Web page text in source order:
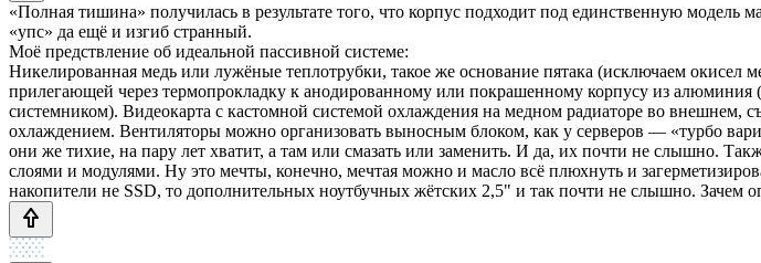
«Полная тишина» получилась в результате того, что корпус подходит под единственную
«упс» да ещё и изгиб странный.
Моё предствление об идеальной пассивной системе:
Никелированная медь или лужёные теплотрубки, такое же основание пятака (исключаем
прилегающей через термопрокладку к анодированному или покрашенному корпусу из
системником). Видеокарта с кастомной системой охлаждения на медном радиаторе во внешнем,
охлаждением. Вентиляторы можно организовать выносным блоком, как у серверов — «турбо
они же тихие, на пару лет хватит, а там или смазать или заменить. И да, их почти не слышно.
слоями и модулями. Ну это мечты, конечно, мечтая можно и масло всё плюхнуть и
накопители не SSD, то дополнительных ноутбучных жётских 2,5" и так почти не слышно. Зачем